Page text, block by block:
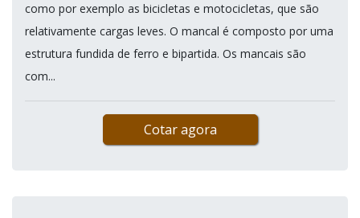
como por exemplo as bicicletas e motocicletas, que são
relativamente cargas leves. O mancal é composto por uma
estrutura fundida de ferro e bipartida. Os mancais são
com...
Cotar agora